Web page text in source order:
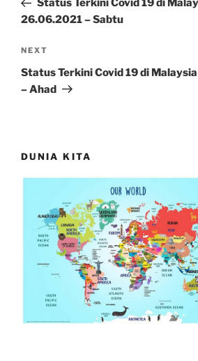
Status Terkini Covid 19 di
26.06.2021 – Sabtu
Next
Post
NEXT
Status Terkini Covid 19 di
– Ahad
DUNIA KITA